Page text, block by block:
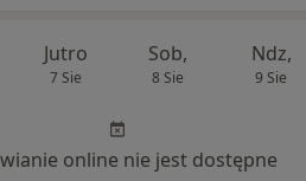
Jutro
7 Sie
Sob,
8 Sie
Ndz,
9 Sie
online nie jest dostępne